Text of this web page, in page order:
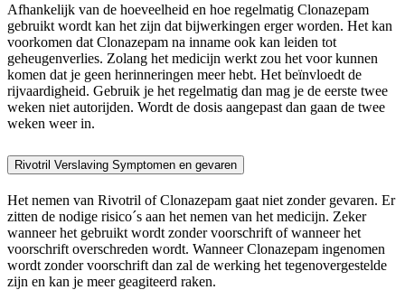
Afhankelijk van de hoeveelheid en hoe regelmatig Clonazepam
gebruikt wordt kan het zijn dat bijwerkingen erger worden. Het kan
voorkomen dat Clonazepam na inname ook kan leiden tot
geheugenverlies. Zolang het medicijn werkt zou het voor kunnen
komen dat je geen herinneringen meer hebt. Het beïnvloedt de
rijvaardigheid. Gebruik je het regelmatig dan mag je de eerste twee
weken niet autorijden. Wordt de dosis aangepast dan gaan de twee
weken weer in.
Rivotril Verslaving Symptomen en gevaren
Het nemen van Rivotril of Clonazepam gaat niet zonder gevaren. Er
zitten de nodige risico´s aan het nemen van het medicijn. Zeker
wanneer het gebruikt wordt zonder voorschrift of wanneer het
voorschrift overschreden wordt. Wanneer Clonazepam ingenomen
wordt zonder voorschrift dan zal de werking het tegenovergestelde
zijn en kan je meer geagiteerd raken.